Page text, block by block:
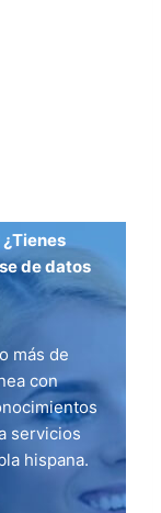
de datos
más de
con
servicios
hispana.